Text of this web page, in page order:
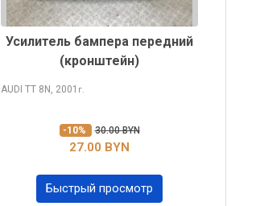
Усилитель бампера передний
(кронштейн)
AUDI TT 8N, 2001 г.
-10% 30.00 BYN
27.00 BYN
Быстрый просмотр